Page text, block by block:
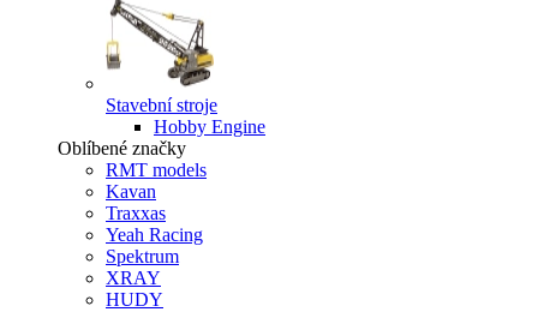
Stavební stroje
Hobby Engine
Oblíbené značky
RMT models
Kavan
Traxxas
Yeah Racing
Spektrum
XRAY
HUDY